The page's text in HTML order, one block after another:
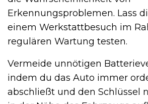
Erkennungsproblemen. Lass
einem Werkstattbesuch im
regulären Wartung testen.
Vermeide unnötigen
indem du das Auto immer
abschließt und den Schlüssel